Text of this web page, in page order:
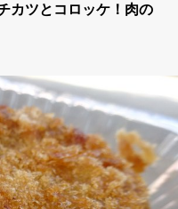
カツとコロッケ！肉の